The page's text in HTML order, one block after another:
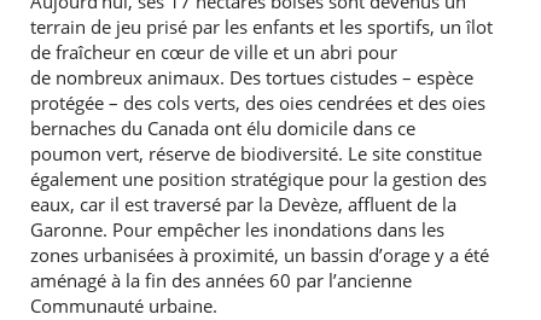
RECHERCHER ...
terrain de jeu prisé par les enfants et les sportifs, un îlot
de fraîcheur en cœur de ville et un abri pour
de nombreux animaux. Des tortues cistudes – espèce
protégée – des cols verts, des oies cendrées et des oies
bernaches du Canada ont élu domicile dans ce
poumon vert, réserve de biodiversité. Le site constitue
également une position stratégique pour la gestion des
eaux, car il est traversé par la Devèze, affluent de la
Garonne. Pour empêcher les inondations dans les
zones urbanisées à proximité, un bassin d’orage y a été
aménagé à la fin des années 60 par l’ancienne
Communauté urbaine.